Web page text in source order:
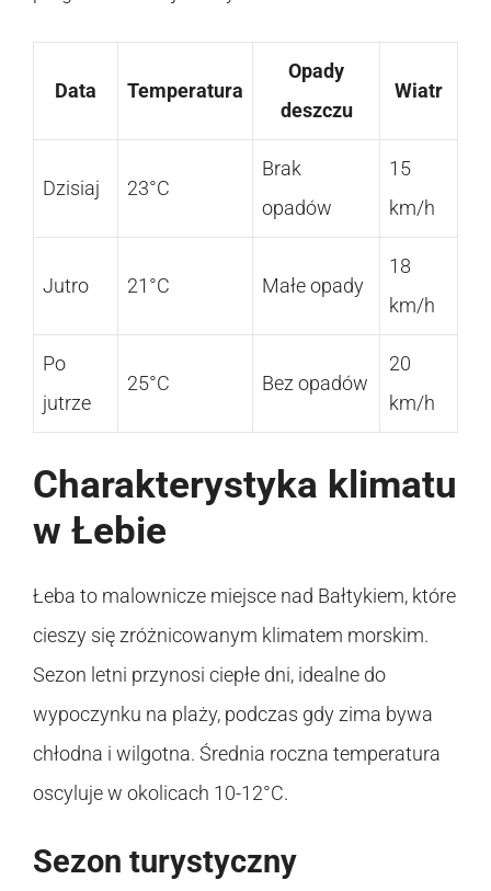
Data Temperatura
Opady
deszczu
Wiatr
Dzisiaj 23°C
Brak
opadów
15
km/h
Jutro 21°C Małe opady
18
km/h
Po
jutrze
25°C Bez opadów
20
km/h
Charakterystyka klimatu
w Łebie
Łeba to malownicze miejsce nad Bałtykiem, które
cieszy się zróżnicowanym klimatem morskim.
Sezon letni przynosi ciepłe dni, idealne do
wypoczynku na plaży, podczas gdy zima bywa
chłodna i wilgotna. Średnia roczna temperatura
oscyluje w okolicach 10-12°C.
Sezon turystyczny